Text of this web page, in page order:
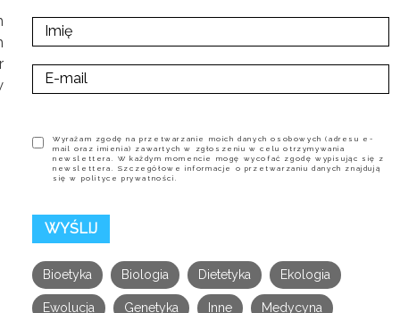
Wyrażam zgodę na przetwarzanie moich danych osobowych (adresu e-
mail oraz imienia) zawartych w zgłoszeniu w celu otrzymywania
newslettera. W każdym momencie mogę wycofać zgodę wypisując się z
newslettera. Szczegółowe informacje o przetwarzaniu danych znajdują
się w polityce prywatności.
Bioetyka Biologia Dietetyka Ekologia
Ewolucja Genetyka Inne Medycyna